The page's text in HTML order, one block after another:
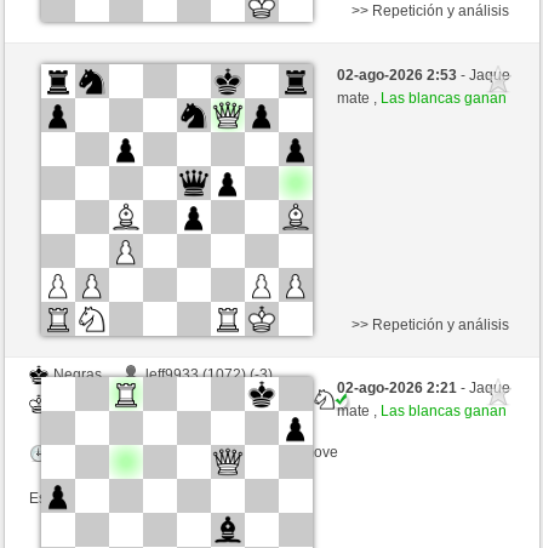
Negras
cloreto77 (1431) (+2)
Blancas
Lord_of_War (1468) (-2)
Tiempo: 12 minutes/side + 8 seconds/move
Esta partida es por puntos
>> Repetición y análisis
02-ago-2026 2:53- Jaque
mate , Las blancas ganan
Negras
leff9933 (1072) (-3)
Lord_of_War (1465) (+3)
Tiempo: 12 minutes/side + 8 seconds/move
Esta partida es por puntos
>> Repetición y análisis
02-ago-2026 2:21- Jaque
mate , Las blancas ganan